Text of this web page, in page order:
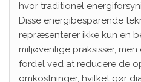
hvor traditionel
Disse energibesparende
repræsenterer ikke kun en
miljøvenlige praksisser,
fordel ved at reducere de
omkostninger, hvilket gør